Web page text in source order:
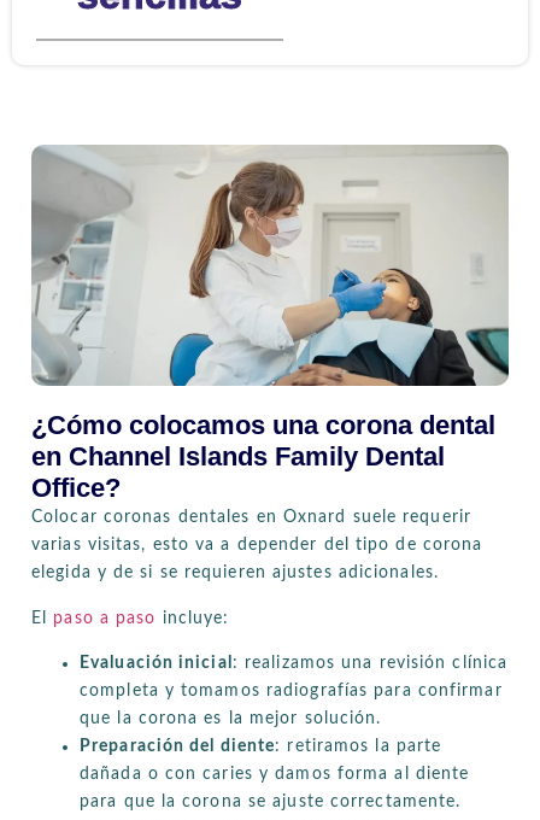
¿Cómo colocamos una corona dental
en Channel Islands Family Dental
Office?
Colocar coronas dentales en Oxnard suele requerir
varias visitas, esto va a depender del tipo de corona
elegida y de si se requieren ajustes adicionales.
El paso a paso incluye:
Evaluación inicial : realizamos una revisión clínica
completa y tomamos radiografías para confirmar
que la corona es la mejor solución.
Preparación del diente: retiramos la parte
dañada o con caries y damos forma al diente
para que la corona se ajuste correctamente.